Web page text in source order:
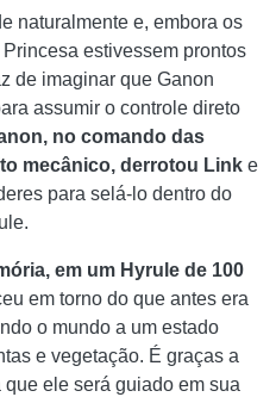
naturalmente e, embora os
estivessem prontos
de imaginar que Ganon
assumir o controle direto
no comando das
mecânico, derrotou Link e
para selá-lo dentro do
em um Hyrule de 100
em torno do que antes era
o mundo a um estado
e vegetação. É graças a
ele será guiado em sua